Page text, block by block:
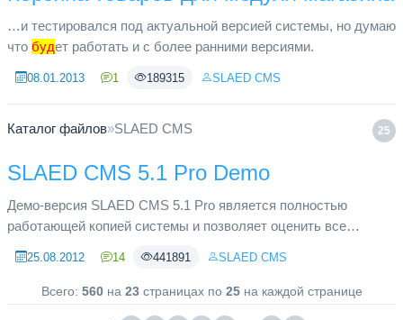
…и тестировался под актуальной версией системы, но думаю
что будет работать и с более ранними версиями.
08.01.2013 1 189315 SLAED CMS
25
Каталог файлов»SLAED CMS
SLAED CMS 5.1 Pro Demo
Демо-версия SLAED CMS 5.1 Pro является полностью
работающей копией системы и позволяет оценить все
версии SLAED CMS 5.1 Pro на ...
25.08.2012 14 441891 SLAED CMS
Всего: 560на 23страницах по 25на каждой странице